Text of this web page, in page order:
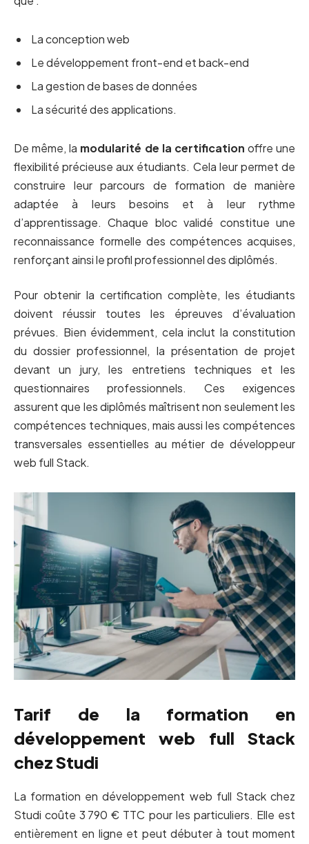
La conception web
Le développement front-end et back-end
La gestion de bases de données
La sécurité des applications.
De même, la modularité de la certification offre une
flexibilité précieuse aux étudiants. Cela leur permet de
construire leur parcours de formation de manière
adaptée à leurs besoins et à leur rythme
d’apprentissage. Chaque bloc validé constitue une
reconnaissance formelle des compétences acquises,
renforçant ainsi le profil professionnel des diplômés.
Pour obtenir la certification complète, les étudiants
doivent réussir toutes les épreuves d’évaluation
prévues. Bien évidemment, cela inclut la constitution
du dossier professionnel, la présentation de projet
devant un jury, les entretiens techniques et les
questionnaires professionnels. Ces exigences
assurent que les diplômés maîtrisent non seulement les
compétences techniques, mais aussi les compétences
transversales essentielles au métier de développeur
web full Stack.
Tarif de la formation en
développement web full Stack
chez Studi
La formation en développement web full Stack chez
Studi coûte 3 790 € TTC pour les particuliers. Elle est
entièrement en ligne et peut débuter à tout moment